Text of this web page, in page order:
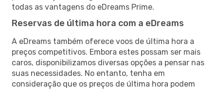
todas as vantagens do eDreams Prime.
Reservas de última hora com a eDreams
A eDreams também oferece voos de última hora a
preços competitivos. Embora estes possam ser mais
caros, disponibilizamos diversas opções a pensar nas
suas necessidades. No entanto, tenha em
consideração que os preços de última hora podem